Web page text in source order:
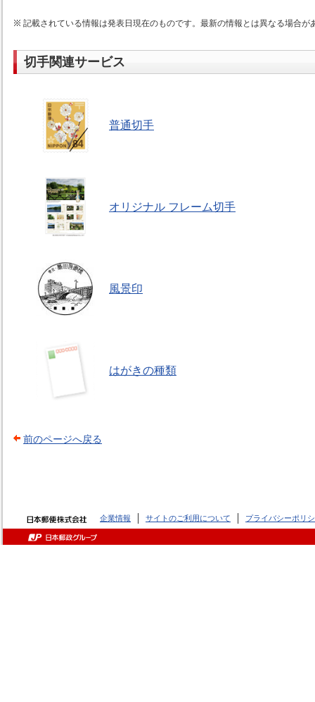
記載されている情報は発表日現在のものです。最新の情報とは異なる場合が
切手関連サービス
普通切手
オリジナル フレーム切手
風景印
はがきの種類
前のページへ戻る
企業情報 サイトのご利用について プライバシーポリ